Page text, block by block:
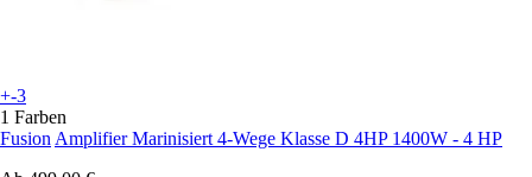
+-3
1 Farben
Fusion Amplifier Marinisiert 4-Wege Klasse D 4HP 1400W - 4 HP